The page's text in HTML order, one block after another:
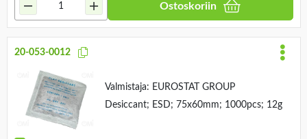
Ostoskoriin
20-053-0012
Valmistaja: EUROSTAT GROUP
Desiccant; ESD; 75x60mm; 1000pcs; 12g